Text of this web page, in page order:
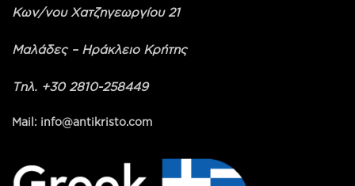
Κων/νου Χατζηγεωργίου 21
Μαλάδες – Ηράκλειο Κρήτης
Τηλ. +30 2810-258449
Mail: info@antikristo.com